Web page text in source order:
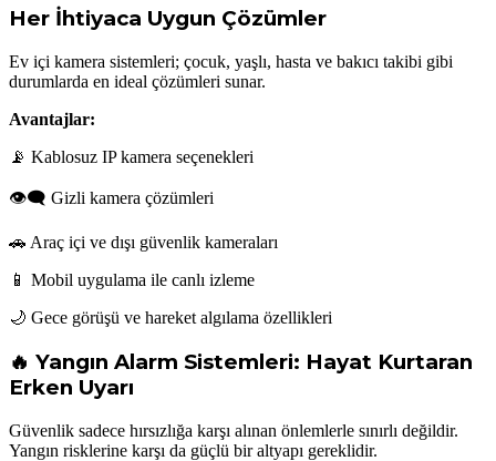
Her İhtiyaca Uygun Çözümler
Ev içi kamera sistemleri; çocuk, yaşlı, hasta ve bakıcı takibi gibi
durumlarda en ideal çözümleri sunar.
Avantajlar:
📡 Kablosuz IP kamera seçenekleri
👁‍🗨 Gizli kamera çözümleri
🚗 Araç içi ve dışı güvenlik kameraları
📱 Mobil uygulama ile canlı izleme
🌙 Gece görüşü ve hareket algılama özellikleri
🔥 Yangın Alarm Sistemleri: Hayat Kurtaran
Erken Uyarı
Güvenlik sadece hırsızlığa karşı alınan önlemlerle sınırlı değildir.
Yangın risklerine karşı da güçlü bir altyapı gereklidir.